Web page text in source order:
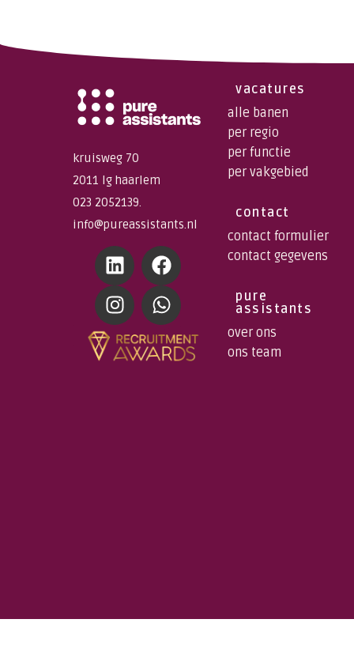
kruisweg 70
2011 lg haarlem
023 2052139.
info@pureassistants.nl
vacatures
alle banen
per regio
per functie
per vakgebied
contact
contact formulier
contact gegevens
pure
assistants
over ons
ons team